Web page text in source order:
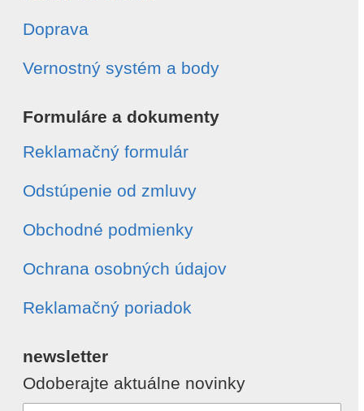
Doprava
Vernostný systém a body
Formuláre a dokumenty
Reklamačný formulár
Odstúpenie od zmluvy
Obchodné podmienky
Ochrana osobných údajov
Reklamačný poriadok
newsletter
Odoberajte aktuálne novinky